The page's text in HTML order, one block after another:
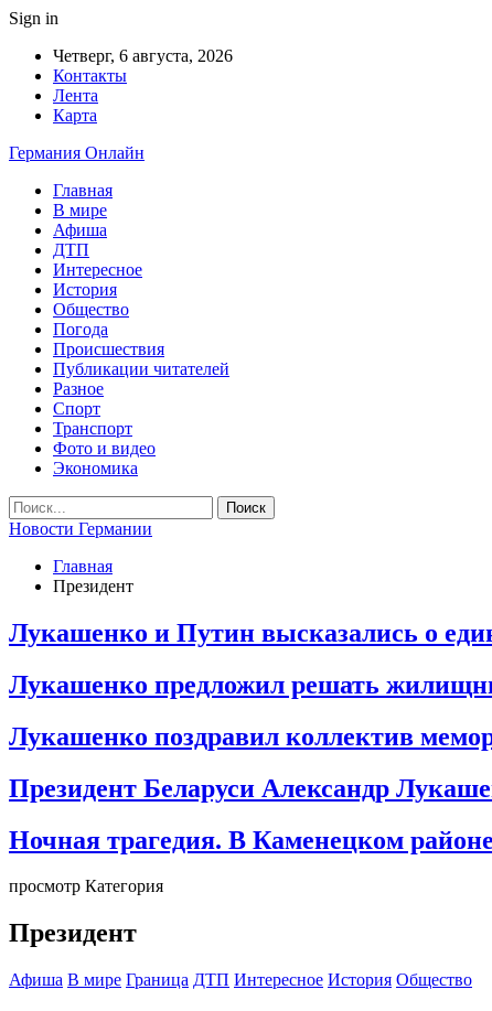
Sign in
Четверг, 6 августа, 2026
Контакты
Лента
Карта
Германия Онлайн
Главная
В мире
Афиша
ДТП
Интересное
История
Общество
Погода
Происшествия
Публикации читателей
Разное
Спорт
Транспорт
Фото и видео
Экономика
Новости Германии
Главная
Президент
Лукашенко и Путин высказались о
Лукашенко предложил решать
Лукашенко поздравил коллектив
Президент Беларуси Александр
Ночная трагедия. В Каменецком
просмотр Категория
Президент
Афиша В мире Граница ДТП Интересное История Общество